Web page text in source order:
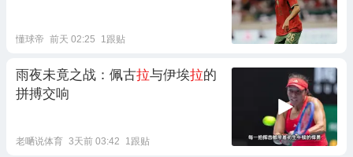
懂球帝 前天 02:25 1跟贴
雨夜未竟之战：佩古拉与伊埃拉的
拼搏交响
老嗮说体育 3天前 03:42 1跟贴